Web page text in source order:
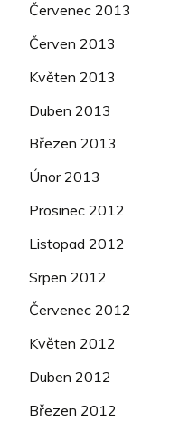
Červenec 2013
Červen 2013
Květen 2013
Duben 2013
Březen 2013
Únor 2013
Prosinec 2012
Listopad 2012
Srpen 2012
Červenec 2012
Květen 2012
Duben 2012
Březen 2012